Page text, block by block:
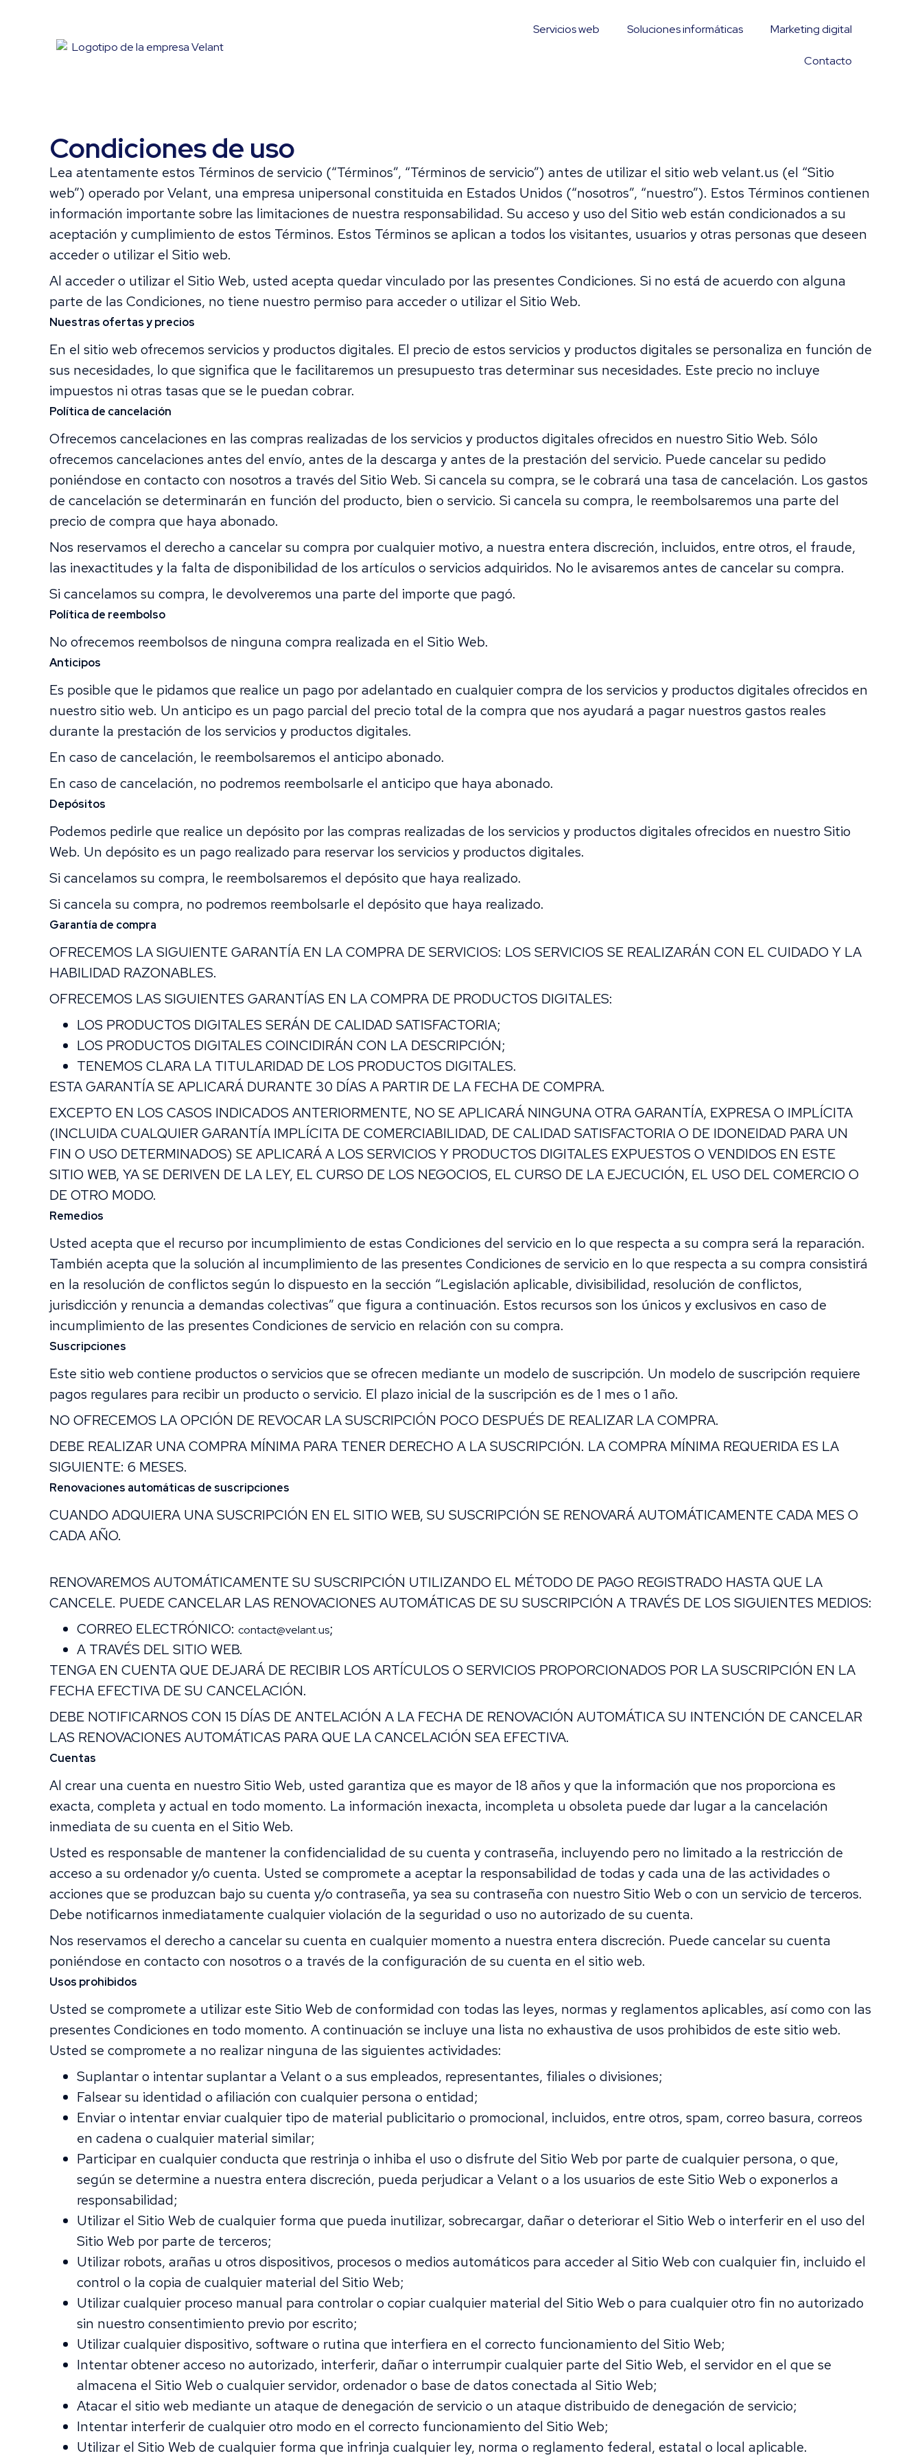
Servicios web Soluciones informáticas Marketing digital
Contacto
Condiciones de uso
Lea atentamente estos Términos de servicio (“Términos”, “Términos de servicio”) antes de utilizar el sitio web velant.us (el “Sitio
web”) operado por Velant, una empresa unipersonal constituida en Estados Unidos (“nosotros”, “nuestro”). Estos Términos contienen
información importante sobre las limitaciones de nuestra responsabilidad. Su acceso y uso del Sitio web están condicionados a su
aceptación y cumplimiento de estos Términos. Estos Términos se aplican a todos los visitantes, usuarios y otras personas que deseen
acceder o utilizar el Sitio web.
Al acceder o utilizar el Sitio Web, usted acepta quedar vinculado por las presentes Condiciones. Si no está de acuerdo con alguna
parte de las Condiciones, no tiene nuestro permiso para acceder o utilizar el Sitio Web.
Nuestras ofertas y precios
En el sitio web ofrecemos servicios y productos digitales. El precio de estos servicios y productos digitales se personaliza en función de
sus necesidades, lo que significa que le facilitaremos un presupuesto tras determinar sus necesidades. Este precio no incluye
impuestos ni otras tasas que se le puedan cobrar.
Política de cancelación
Ofrecemos cancelaciones en las compras realizadas de los servicios y productos digitales ofrecidos en nuestro Sitio Web. Sólo
ofrecemos cancelaciones antes del envío, antes de la descarga y antes de la prestación del servicio. Puede cancelar su pedido
poniéndose en contacto con nosotros a través del Sitio Web. Si cancela su compra, se le cobrará una tasa de cancelación. Los gastos
de cancelación se determinarán en función del producto, bien o servicio. Si cancela su compra, le reembolsaremos una parte del
precio de compra que haya abonado.
Nos reservamos el derecho a cancelar su compra por cualquier motivo, a nuestra entera discreción, incluidos, entre otros, el fraude,
las inexactitudes y la falta de disponibilidad de los artículos o servicios adquiridos. No le avisaremos antes de cancelar su compra.
Si cancelamos su compra, le devolveremos una parte del importe que pagó.
Política de reembolso
No ofrecemos reembolsos de ninguna compra realizada en el Sitio Web.
Anticipos
Es posible que le pidamos que realice un pago por adelantado en cualquier compra de los servicios y productos digitales ofrecidos en
nuestro sitio web. Un anticipo es un pago parcial del precio total de la compra que nos ayudará a pagar nuestros gastos reales
durante la prestación de los servicios y productos digitales.
En caso de cancelación, le reembolsaremos el anticipo abonado.
En caso de cancelación, no podremos reembolsarle el anticipo que haya abonado.
Depósitos
Podemos pedirle que realice un depósito por las compras realizadas de los servicios y productos digitales ofrecidos en nuestro Sitio
Web. Un depósito es un pago realizado para reservar los servicios y productos digitales.
Si cancelamos su compra, le reembolsaremos el depósito que haya realizado.
Si cancela su compra, no podremos reembolsarle el depósito que haya realizado.
Garantía de compra
OFRECEMOS LA SIGUIENTE GARANTÍA EN LA COMPRA DE SERVICIOS: LOS SERVICIOS SE REALIZARÁN CON EL CUIDADO Y LA
HABILIDAD RAZONABLES.
OFRECEMOS LAS SIGUIENTES GARANTÍAS EN LA COMPRA DE PRODUCTOS DIGITALES:
LOS PRODUCTOS DIGITALES SERÁN DE CALIDAD SATISFACTORIA;
LOS PRODUCTOS DIGITALES COINCIDIRÁN CON LA DESCRIPCIÓN;
TENEMOS CLARA LA TITULARIDAD DE LOS PRODUCTOS DIGITALES.
ESTA GARANTÍA SE APLICARÁ DURANTE 30 DÍAS A PARTIR DE LA FECHA DE COMPRA.
EXCEPTO EN LOS CASOS INDICADOS ANTERIORMENTE, NO SE APLICARÁ NINGUNA OTRA GARANTÍA, EXPRESA O IMPLÍCITA
(INCLUIDA CUALQUIER GARANTÍA IMPLÍCITA DE COMERCIABILIDAD, DE CALIDAD SATISFACTORIA O DE IDONEIDAD PARA UN
FIN O USO DETERMINADOS) SE APLICARÁ A LOS SERVICIOS Y PRODUCTOS DIGITALES EXPUESTOS O VENDIDOS EN ESTE
SITIO WEB, YA SE DERIVEN DE LA LEY, EL CURSO DE LOS NEGOCIOS, EL CURSO DE LA EJECUCIÓN, EL USO DEL COMERCIO O
DE OTRO MODO.
Remedios
Usted acepta que el recurso por incumplimiento de estas Condiciones del servicio en lo que respecta a su compra será la reparación.
También acepta que la solución al incumplimiento de las presentes Condiciones de servicio en lo que respecta a su compra consistirá
en la resolución de conflictos según lo dispuesto en la sección “Legislación aplicable, divisibilidad, resolución de conflictos,
jurisdicción y renuncia a demandas colectivas” que figura a continuación. Estos recursos son los únicos y exclusivos en caso de
incumplimiento de las presentes Condiciones de servicio en relación con su compra.
Suscripciones
Este sitio web contiene productos o servicios que se ofrecen mediante un modelo de suscripción. Un modelo de suscripción requiere
pagos regulares para recibir un producto o servicio. El plazo inicial de la suscripción es de 1 mes o 1 año.
NO OFRECEMOS LA OPCIÓN DE REVOCAR LA SUSCRIPCIÓN POCO DESPUÉS DE REALIZAR LA COMPRA.
DEBE REALIZAR UNA COMPRA MÍNIMA PARA TENER DERECHO A LA SUSCRIPCIÓN. LA COMPRA MÍNIMA REQUERIDA ES LA
SIGUIENTE: 6 MESES.
Renovaciones automáticas de suscripciones
CUANDO ADQUIERA UNA SUSCRIPCIÓN EN EL SITIO WEB, SU SUSCRIPCIÓN SE RENOVARÁ AUTOMÁTICAMENTE CADA MES O
CADA AÑO.
RENOVAREMOS AUTOMÁTICAMENTE SU SUSCRIPCIÓN UTILIZANDO EL MÉTODO DE PAGO REGISTRADO HASTA QUE LA
CANCELE. PUEDE CANCELAR LAS RENOVACIONES AUTOMÁTICAS DE SU SUSCRIPCIÓN A TRAVÉS DE LOS SIGUIENTES MEDIOS:
CORREO ELECTRÓNICO: contact@velant.us;
A TRAVÉS DEL SITIO WEB.
TENGA EN CUENTA QUE DEJARÁ DE RECIBIR LOS ARTÍCULOS O SERVICIOS PROPORCIONADOS POR LA SUSCRIPCIÓN EN LA
FECHA EFECTIVA DE SU CANCELACIÓN.
DEBE NOTIFICARNOS CON 15 DÍAS DE ANTELACIÓN A LA FECHA DE RENOVACIÓN AUTOMÁTICA SU INTENCIÓN DE CANCELAR
LAS RENOVACIONES AUTOMÁTICAS PARA QUE LA CANCELACIÓN SEA EFECTIVA.
Cuentas
Al crear una cuenta en nuestro Sitio Web, usted garantiza que es mayor de 18 años y que la información que nos proporciona es
exacta, completa y actual en todo momento. La información inexacta, incompleta u obsoleta puede dar lugar a la cancelación
inmediata de su cuenta en el Sitio Web.
Usted es responsable de mantener la confidencialidad de su cuenta y contraseña, incluyendo pero no limitado a la restricción de
acceso a su ordenador y/o cuenta. Usted se compromete a aceptar la responsabilidad de todas y cada una de las actividades o
acciones que se produzcan bajo su cuenta y/o contraseña, ya sea su contraseña con nuestro Sitio Web o con un servicio de terceros.
Debe notificarnos inmediatamente cualquier violación de la seguridad o uso no autorizado de su cuenta.
Nos reservamos el derecho a cancelar su cuenta en cualquier momento a nuestra entera discreción. Puede cancelar su cuenta
poniéndose en contacto con nosotros o a través de la configuración de su cuenta en el sitio web.
Usos prohibidos
Usted se compromete a utilizar este Sitio Web de conformidad con todas las leyes, normas y reglamentos aplicables, así como con las
presentes Condiciones en todo momento. A continuación se incluye una lista no exhaustiva de usos prohibidos de este sitio web.
Usted se compromete a no realizar ninguna de las siguientes actividades:
Suplantar o intentar suplantar a Velant o a sus empleados, representantes, filiales o divisiones;
Falsear su identidad o afiliación con cualquier persona o entidad;
Enviar o intentar enviar cualquier tipo de material publicitario o promocional, incluidos, entre otros, spam, correo basura, correos
en cadena o cualquier material similar;
Participar en cualquier conducta que restrinja o inhiba el uso o disfrute del Sitio Web por parte de cualquier persona, o que,
según se determine a nuestra entera discreción, pueda perjudicar a Velant o a los usuarios de este Sitio Web o exponerlos a
responsabilidad;
Utilizar el Sitio Web de cualquier forma que pueda inutilizar, sobrecargar, dañar o deteriorar el Sitio Web o interferir en el uso del
Sitio Web por parte de terceros;
Utilizar robots, arañas u otros dispositivos, procesos o medios automáticos para acceder al Sitio Web con cualquier fin, incluido el
control o la copia de cualquier material del Sitio Web;
Utilizar cualquier proceso manual para controlar o copiar cualquier material del Sitio Web o para cualquier otro fin no autorizado
sin nuestro consentimiento previo por escrito;
Utilizar cualquier dispositivo, software o rutina que interfiera en el correcto funcionamiento del Sitio Web;
Intentar obtener acceso no autorizado, interferir, dañar o interrumpir cualquier parte del Sitio Web, el servidor en el que se
almacena el Sitio Web o cualquier servidor, ordenador o base de datos conectada al Sitio Web;
Atacar el sitio web mediante un ataque de denegación de servicio o un ataque distribuido de denegación de servicio;
Intentar interferir de cualquier otro modo en el correcto funcionamiento del Sitio Web;
Utilizar el Sitio Web de cualquier forma que infrinja cualquier ley, norma o reglamento federal, estatal o local aplicable.